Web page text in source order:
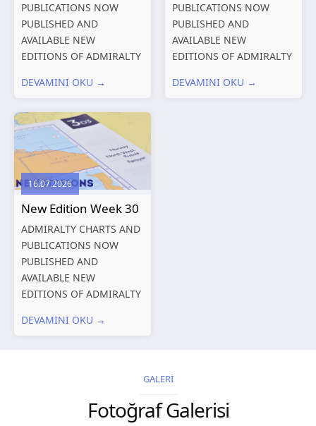
PUBLICATIONS NOW
PUBLISHED AND
AVAILABLE NEW
EDITIONS OF ADMIRALTY
PUBLICATIONS New
Charts published 06
August 2026 Chart Title,
limits and other remarks
1602 China – Chang...
DEVAMINI OKU →
PUBLICATIONS NOW
PUBLISHED AND
AVAILABLE NEW
EDITIONS OF ADMIRALTY
PUBLICATIONS New
DEVAMINI OKU →
16.07.2026
New Edition Week 30
ADMIRALTY CHARTS AND
PUBLICATIONS NOW
PUBLISHED AND
AVAILABLE NEW
EDITIONS OF ADMIRALTY
PUBLICATIONS New
remarks 67 Gulf of...
DEVAMINI OKU →
GALERİ
Fotoğraf Galerisi